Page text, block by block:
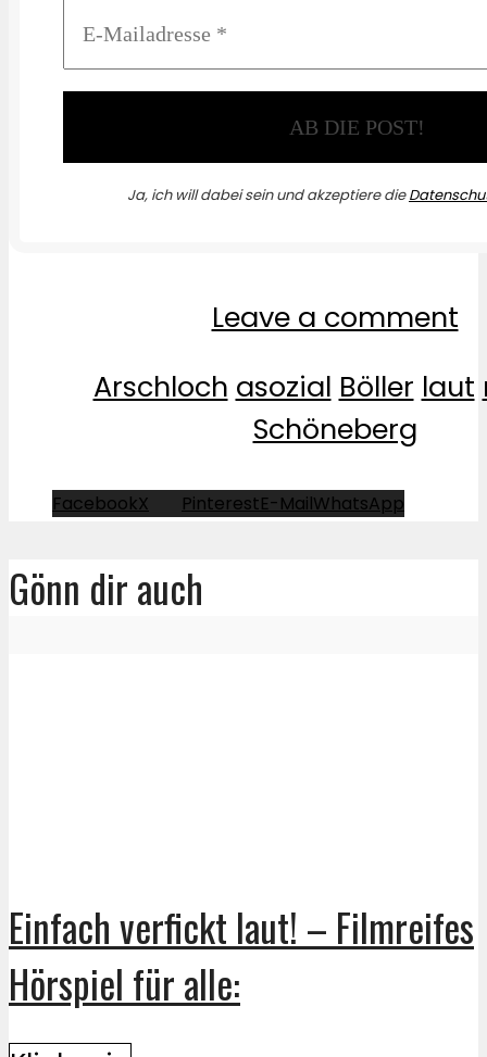
Ja, ich will dabei sein und akzeptiere die
Leave a comment
Arschloch asozial Böller laut
Schöneberg
FacebookX PinterestE-MailWhatsApp
Gönn dir auch
Einfach verfickt laut! – Filmreifes
Hörspiel für alle: